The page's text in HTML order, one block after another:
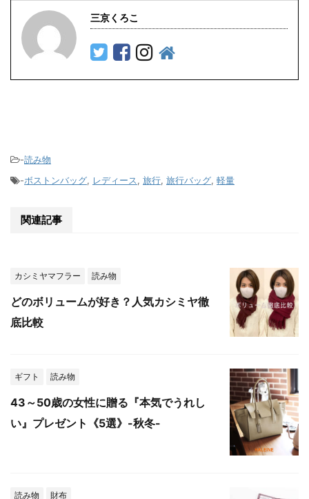
三京くろこ
-読み物
-ボストンバッグ, レディース, 旅行, 旅行バッグ, 軽量
関連記事
カシミヤマフラー 読み物
どのボリュームが好き？人気カシミヤ徹
底比較
ギフト 読み物
43～50歳の女性に贈る『本気でうれし
い』プレゼント《5選》-秋冬-
読み物 財布